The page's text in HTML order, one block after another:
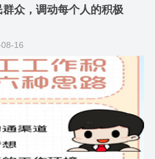
众，调动每个人的积极
16